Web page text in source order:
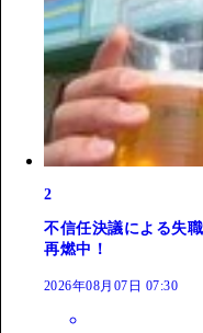
2
不信任決議による失
再燃中！
2026年08月07日 07:30